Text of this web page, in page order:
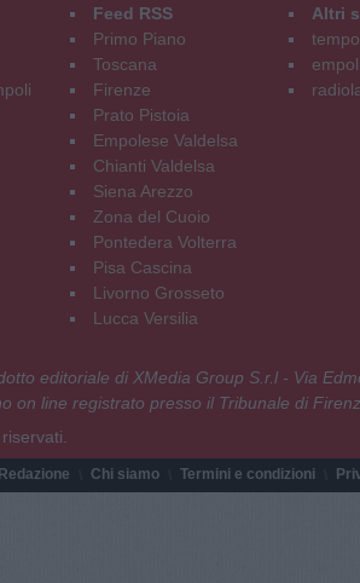
Feed RSS
Primo Piano
Toscana
Firenze
Prato Pistoia
Empolese Valdelsa
Chianti Valdelsa
Siena Arezzo
Zona del Cuoio
Pontedera Volterra
Pisa Cascina
Livorno Grosseto
Lucca Versilia
Altri
editoriale di XMedia Group S.r.l - Via
on line registrato presso il Tribunale di
Redazione Chi siamo Termini e condizioni